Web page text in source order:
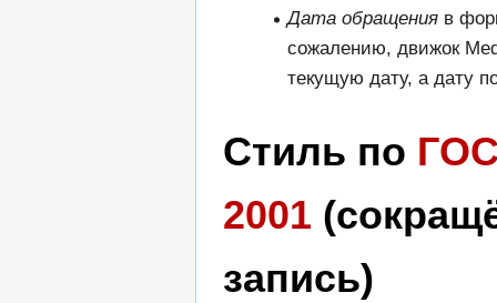
Дата обращенияв
сожалению, движок
текущую дату, а дату
Стиль по
2001
запись)